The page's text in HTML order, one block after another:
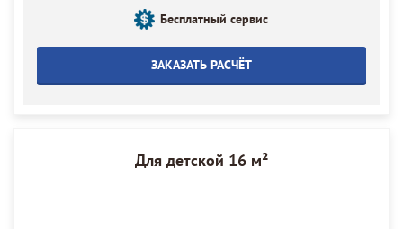
Бесплатный сервис
ЗАКАЗАТЬ РАСЧЁТ
Для детской 16 м²